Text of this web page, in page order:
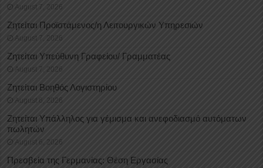
August 7, 2026
Ζητείται Προϊστάμενος/η Λειτουργικών Υπηρεσιών
August 7, 2026
Ζητείται Υπεύθυνη Γραφείου/ Γραμματέας
August 7, 2026
Ζητείται Βοηθός Λογιστηρίου
August 6, 2026
Ζητείται Υπάλληλος για γέμισμα και ανεφοδιασμό αυτόματων
πωλητών
August 6, 2026
Πρεσβεία της Γερμανίας: Θέση Εργασίας